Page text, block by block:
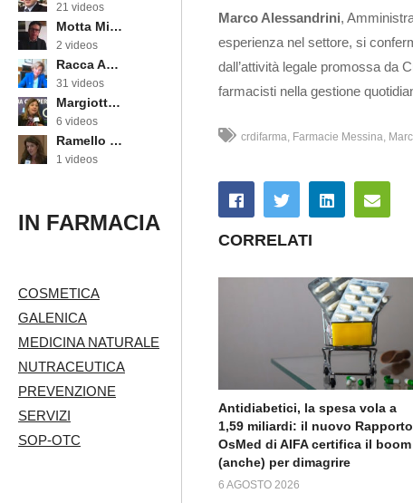
21 videos
Motta Michele
2 videos
Racca Annarosa
31 videos
Margiotta Angela
6 videos
Ramello Cinzia
1 videos
IN FARMACIA
COSMETICA
GALENICA
MEDICINA NATURALE
NUTRACEUTICA
PREVENZIONE
SERVIZI
SOP-OTC
Marco Alessandrini,
esperienza nel settore, si
dall’attività legale promossa da
farmacisti nella gestione
crdifarma Farmacie Messina
CORRELATI
Antidiabetici, la spesa vola a
1,59 miliardi: il nuovo Rapporto
OsMed di AIFA certifica il boom
(anche) per dimagrire
6 AGOSTO 2026